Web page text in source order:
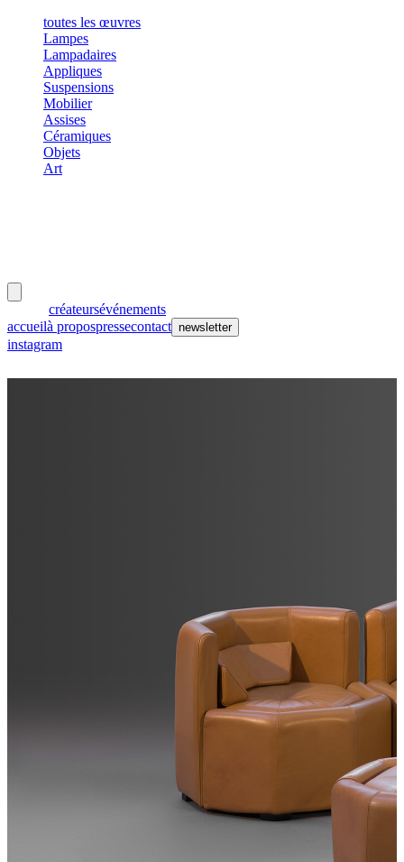
toutes les œuvres
Lampes
Lampadaires
Appliques
Suspensions
Mobilier
Assises
Céramiques
Objets
Art
créateursévénements
accueilà propospressecontact newsletter
instagram